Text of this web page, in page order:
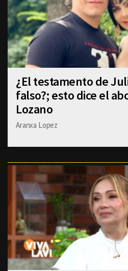
¿El testamento de
falso?; esto dice el
Lozano
Aranxa Lopez